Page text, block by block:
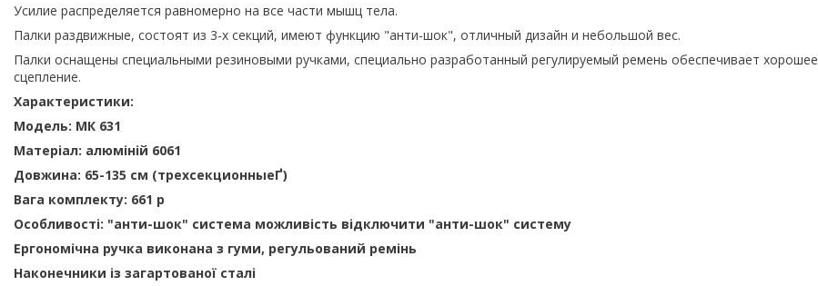
Усилие распределяется равномерно на все части мышц тела.
Палки раздвижные, состоят из 3-х секций, имеют функцию "анти-шок", отличный дизайн и небольшой вес.
Палки оснащены специальными резиновыми ручками, специально разработанный регулируемый ремень обеспечивает хорошее
сцепление.
Характеристики:
Модель: МК 631
Матеріал: алюміній 6061
Довжина: 65-135 см (трехсекционныеҐ)
Вага комплекту: 661 р
Особливості: "анти-шок" система можливість відключити "анти-шок" систему
Ергономічна ручка виконана з гуми, регульований ремінь
Наконечники із загартованої сталі